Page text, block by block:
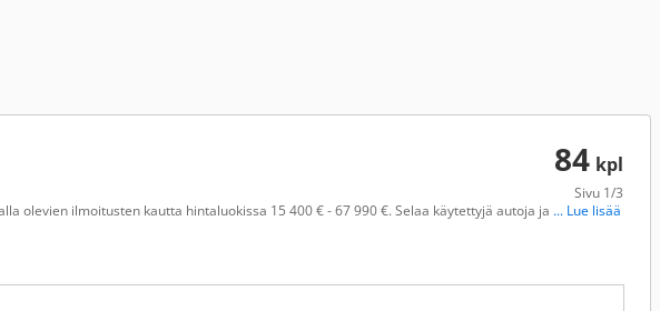
84 kpl
Sivu 1/3
olevien ilmoitusten kautta hintaluokissa 15 400 € - 67 990 €. Selaa käytettyjä autoja ja ... Lue lisää